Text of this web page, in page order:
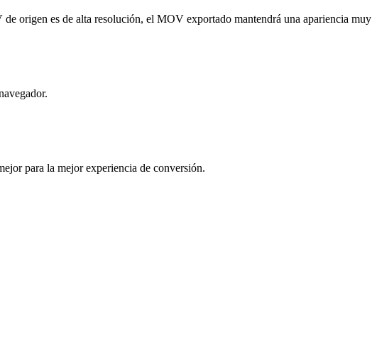
origen es de alta resolución, el MOV exportado mantendrá una apariencia
para la mejor experiencia de conversión.